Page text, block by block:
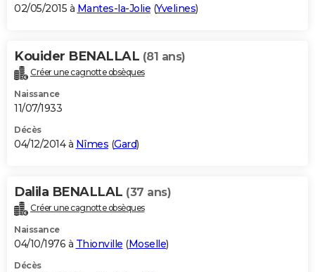
02/05/2015 à Mantes-la-Jolie (Yvelines)
Kouider BENALLAL (81 ans)
Créer une cagnotte obsèques
Naissance
11/07/1933
Décès
04/12/2014 à Nîmes (Gard)
Dalila BENALLAL (37 ans)
Créer une cagnotte obsèques
Naissance
04/10/1976 à Thionville (Moselle)
Décès